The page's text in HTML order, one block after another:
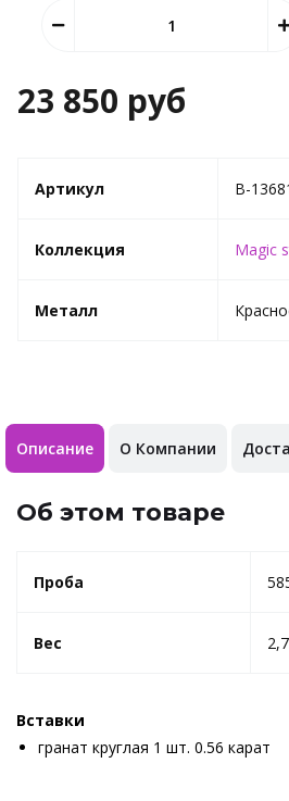
23 850 руб
Артикул B-
Коллекция Magic
Металл
Описание О Компании
Об этом товаре
Проба
Вес
Вставки
гранат круглая 1 шт. 0.56 карат